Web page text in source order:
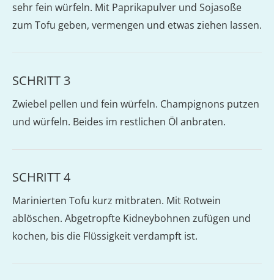
sehr fein würfeln. Mit Paprikapulver und Sojasoße
zum Tofu geben, vermengen und etwas ziehen lassen.
SCHRITT 3
Zwiebel pellen und fein würfeln. Champignons putzen
und würfeln. Beides im restlichen Öl anbraten.
SCHRITT 4
Marinierten Tofu kurz mitbraten. Mit Rotwein
ablöschen. Abgetropfte Kidneybohnen zufügen und
kochen, bis die Flüssigkeit verdampft ist.